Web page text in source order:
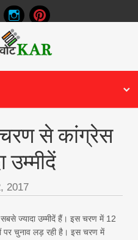
से कांग्रेस
उम्मीदें
2017
ज्यादा उम्मीदें हैं। इस चरण में 12
पर चुनाव लड़ रही है। इस चरण में